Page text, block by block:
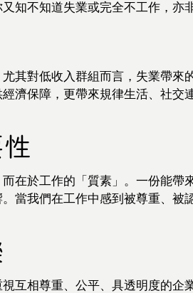
知不知道失業或完全不工作，亦
其對低收入群組而言，失業帶來
濟保障，更帶來規律生活、社交
在於工作的「質素」。一份能帶
當我們在工作中感到被尊重、被
互相尊重、公平、具透明度的企